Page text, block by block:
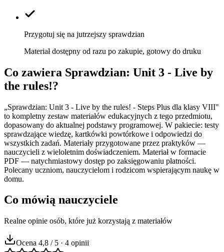
Przygotuj się na jutrzejszy sprawdzian
Materiał dostępny od razu po zakupie, gotowy do druku
Co zawiera Sprawdzian: Unit 3 - Live by
the rules!?
„Sprawdzian: Unit 3 - Live by the rules! - Steps Plus dla klasy VIII"
to kompletny zestaw materiałów edukacyjnych z tego przedmiotu,
dopasowany do aktualnej podstawy programowej. W pakiecie: testy
sprawdzające wiedzę, kartkówki powtórkowe i odpowiedzi do
wszystkich zadań. Materiały przygotowane przez praktyków —
nauczycieli z wieloletnim doświadczeniem. Materiał w formacie
PDF — natychmiastowy dostęp po zaksięgowaniu płatności.
Polecany uczniom, nauczycielom i rodzicom wspierającym naukę w
domu.
Co mówią nauczyciele
Realne opinie osób, które już korzystają z materiałów
Ocena 4,8 / 5 · 4 opinii